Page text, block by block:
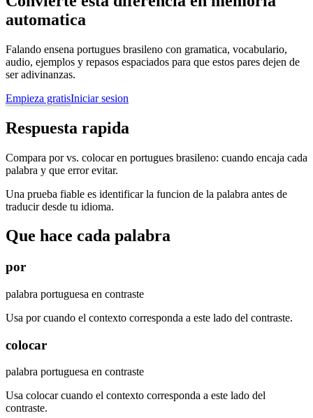
automatica
Falando ensena portugues brasileno con gramatica, vocabulario,
audio, ejemplos y repasos espaciados para que estos pares dejen de
ser adivinanzas.
Empieza gratisIniciar sesion
Respuesta rapida
Compara por vs. colocar en portugues brasileno: cuando encaja cada
palabra y que error evitar.
Una prueba fiable es identificar la funcion de la palabra antes de
traducir desde tu idioma.
Que hace cada palabra
por
palabra portuguesa en contraste
Usa por cuando el contexto corresponda a este lado del contraste.
colocar
palabra portuguesa en contraste
Usa colocar cuando el contexto corresponda a este lado del
contraste.